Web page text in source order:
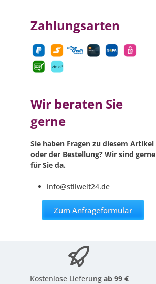
Zahlungsarten
Wir beraten Sie
gerne
Sie haben Fragen zu diesem Artikel
oder der Bestellung? Wir sind gerne
für Sie da.
info@stilwelt24.de
Zum Anfrageformular
Kostenlose Lieferungab 99 €